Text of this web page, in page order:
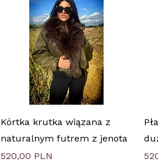
Быстрый просмотр
Kórtka krutka wiązana z
naturalnym futrem z jenota
Цена
520,00 PLN